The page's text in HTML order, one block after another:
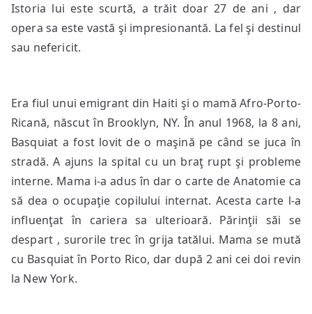
Istoria lui este scurtă, a trăit doar 27 de ani , dar
opera sa este vastă şi impresionantă. La fel şi destinul
sau nefericit.
Era fiul unui emigrant din Haiti şi o mamă Afro-Porto-
Ricană, născut în Brooklyn, NY. În anul 1968, la 8 ani,
Basquiat a fost lovit de o maşină pe când se juca în
stradă. A ajuns la spital cu un braţ rupt şi probleme
interne. Mama i-a adus în dar o carte de Anatomie ca
să dea o ocupaţie copilului internat. Acesta carte l-a
influenţat în cariera sa ulterioară. Părinţii săi se
despart , surorile trec în grija tatălui. Mama se mută
cu Basquiat în Porto Rico, dar după 2 ani cei doi revin
la New York.